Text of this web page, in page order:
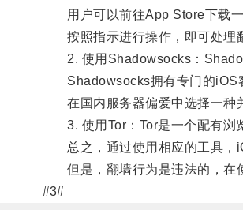
用户可以前往App Store下载一
按照指示进行操作，即可处理
2. 使用Shadowsocks：
Shadowsocks拥有专门的iOS客
在国内服务器偏爱中选择一种
3. 使用Tor：Tor是一个配有浏览
总之，通过使用相应的工具，
但是，翻墙行为是违法的，在
#3#